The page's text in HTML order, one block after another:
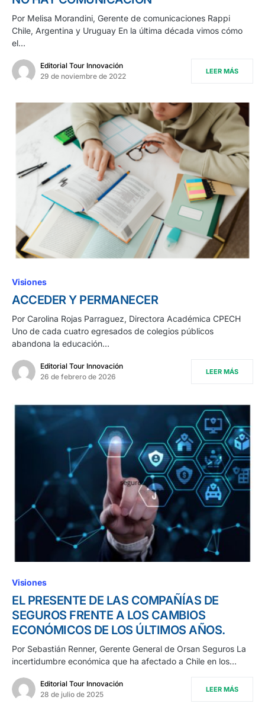
Por Melisa Morandini, Gerente de comunicaciones Rappi
Chile, Argentina y Uruguay En la última década vimos cómo
el…
Editorial Tour Innovación
29 de noviembre de 2022
LEER MÁS
Visiones
ACCEDER Y PERMANECER
Por Carolina Rojas Parraguez, Directora Académica CPECH
Uno de cada cuatro egresados de colegios públicos
abandona la educación…
Editorial Tour Innovación
26 de febrero de 2026
LEER MÁS
Visiones
EL PRESENTE DE LAS COMPAÑÍAS DE
SEGUROS FRENTE A LOS CAMBIOS
ECONÓMICOS DE LOS ÚLTIMOS AÑOS.
Por Sebastián Renner, Gerente General de Orsan Seguros La
incertidumbre económica que ha afectado a Chile en los…
Editorial Tour Innovación
28 de julio de 2025
LEER MÁS